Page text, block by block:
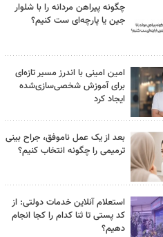
چگونه پیراهن مردانه را با شلوار
جین یا پارچه‌ای ست کنیم؟
امین امینی با اندرز مسیر تازه‌ای
برای آموزش شخصی‌سازی‌شده
ایجاد کرد
بعد از یک عمل ناموفق، جراح بینی
ترمیمی را چگونه انتخاب کنیم؟
استعلام آنلاین خدمات دولتی: از
کد پستی تا ثنا کدام را کجا انجام
دهیم؟